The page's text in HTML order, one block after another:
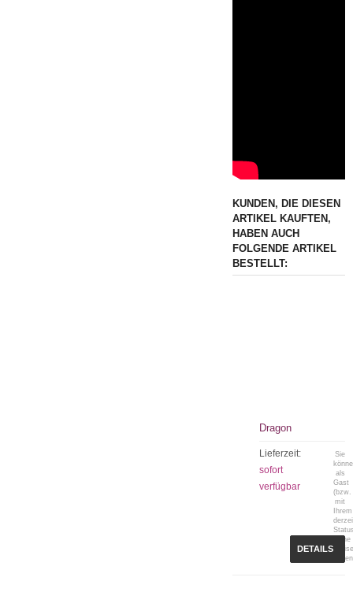
KUNDEN, DIE DIESEN
ARTIKEL KAUFTEN,
HABEN AUCH
FOLGENDE ARTIKEL
BESTELLT:
Dragon
Lieferzeit:
sofort
verfügbar
Sie
als
Gast
(bzw.
mit
Ihrem
keine
DETAILS